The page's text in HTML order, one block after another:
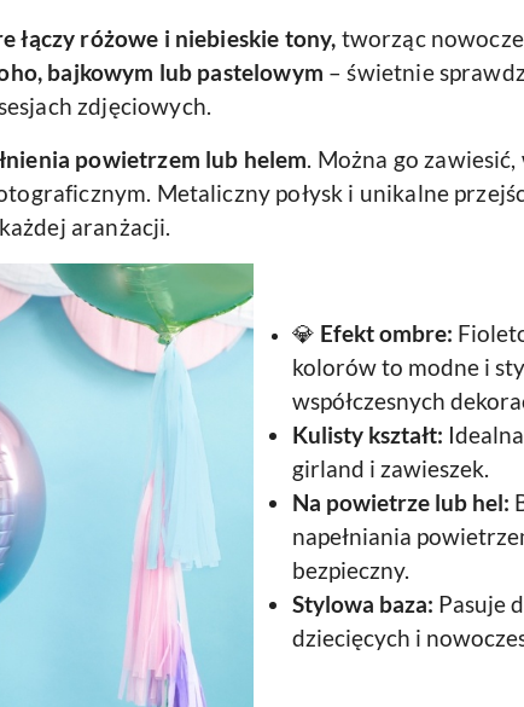
łączy różowe i niebieskie tony, tworząc
bajkowym lub pastelowym – świetnie
zdjęciowych.
powietrzem lub helem. Można go
Metaliczny połysk i unikalne
aranżacji.
💎 Efekt ombre:
kolorów to modne i
współczesnych
Kulisty kształt:
girland i zawieszek.
Na powietrze lub hel:
napełniania
bezpieczny.
Stylowa baza: Pasuje
dziecięcych i